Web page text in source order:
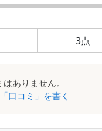
3点
ありません。
口コミ」を書く